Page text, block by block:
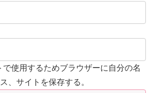
で使用するためブラウザーに自分の名
、サイトを保存する。